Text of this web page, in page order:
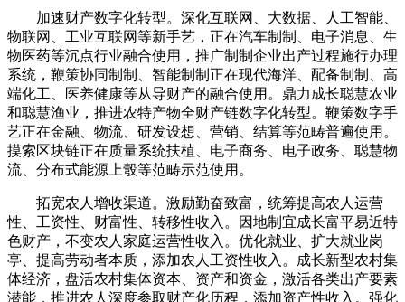
加速财产数字化转型。深化互联网、大数据、人工智能、
物联网、工业互联网等新手艺，正在汽车制制、电子消息、生
物医药等沉点行业融合使用，推广制制企业出产过程施行办理
系统，鞭策协同制制、智能制制正在现代海洋、配备制制、高
端化工、医养健康等从导财产的融合使用。鼎力成长聪慧农业
和聪慧渔业，推进农特产物全财产链数字化转型。鞭策数字手
艺正在金融、物流、研发设想、营销、结算等范畴普遍使用。
摸索区块链正在质量系统扶植、电子商务、电子政务、聪慧物
流、分布式能源上彀等范畴示范使用。
拓宽农人增收渠道。激励勤奋致富，统筹提高农人运营
性、工资性、财富性、转移性收入。因地制宜成长富平易近特
色财产，不变农人家庭运营性收入。优化就业、扩大就业岗
亭、提高劳动者本质，添加农人工资性收入。成长新型农村集
体经济，盘活农村集体资本、资产和资金，激活各类出产要素
潜能，推进农人深度参取财产化历程，添加资产性收入。强化